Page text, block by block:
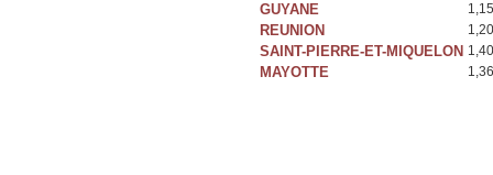
GUYANE
REUNION
SAINT-PIERRE-ET-MIQUELON
MAYOTTE